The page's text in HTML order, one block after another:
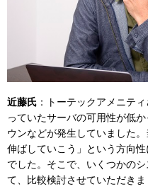
近藤氏 ：トーテックアメニテ
っていたサーバの可用性が低
ウンなどが発生していました
伸ばしていこう」という方向
でした。そこで、いくつかの
て、比較検討させていただき